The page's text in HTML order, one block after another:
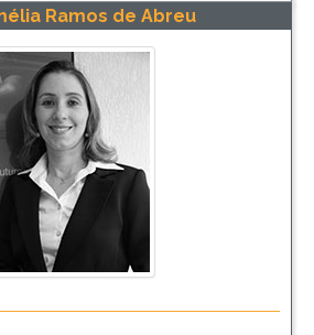
de Pós-Graduação da Unisal e da UFRJ.
LEC.
Ramos de Abreu